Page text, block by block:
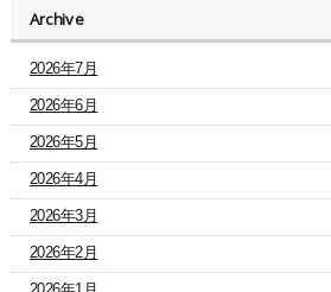
Archive
2026年7月
2026年6月
2026年5月
2026年4月
2026年3月
2026年2月